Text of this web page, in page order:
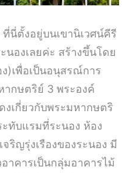
ที่นี่ตั้งอยู่บนเขานิเวศน์คีรี
นองเลยค่ะ สร้างขึ้นโดย
)เพื่อเป็นอนุสรณ์การ
ากษตริย์ 3 พระองค์
งเกี่ยวกับพระมหากษตริ
ทับแรมที่ระนอง ห้อง
ริญรุ่งเรืองของระนอง มี
าคารเป็นกลุ่มอาคารไม้